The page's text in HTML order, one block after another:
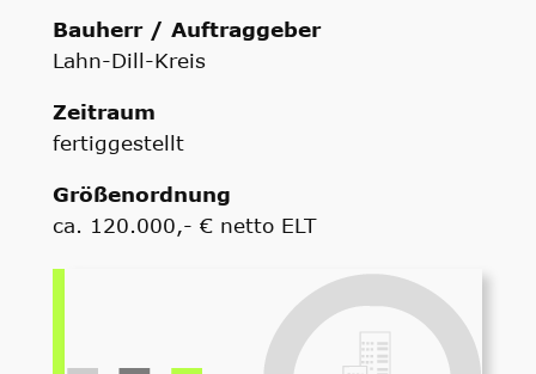
Bauherr / Auftraggeber
Lahn-Dill-Kreis
Zeitraum
fertiggestellt
Größenordnung
ca. 120.000,- € netto ELT